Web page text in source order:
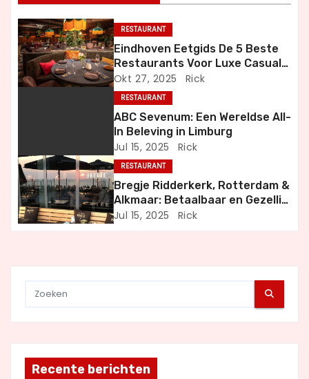
n
a
v
a
t
i
RESTAURANT
Eindhoven Eetgids De 5 Beste
Restaurants Voor Luxe Casual
en Bijzondere Momenten
Okt 27, 2025 Rick
RESTAURANT
ABC Sevenum: Een Wereldse All-
In Beleving in Limburg
Jul 15, 2025 Rick
RESTAURANT
Bregje Ridderkerk, Rotterdam &
Alkmaar: Betaalbaar en Gezellig
Uit Eten
Jul 15, 2025 Rick
Recente berichten